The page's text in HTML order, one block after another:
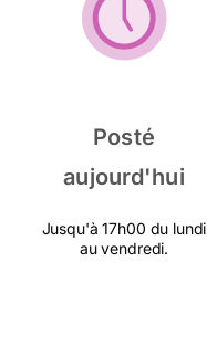
Posté
aujourd'hui
Jusqu'à 17h00 du lundi
au vendredi.